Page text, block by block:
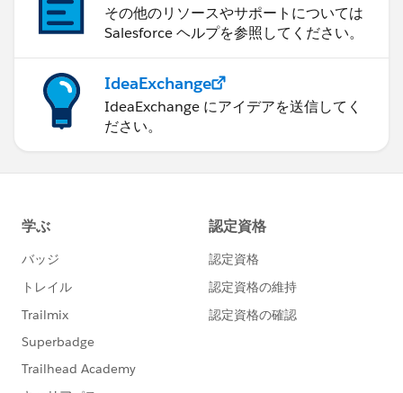
その他のリソースやサポートについては
Salesforce ヘルプを参照してください。
IdeaExchange
IdeaExchange にアイデアを送信してく
ださい。